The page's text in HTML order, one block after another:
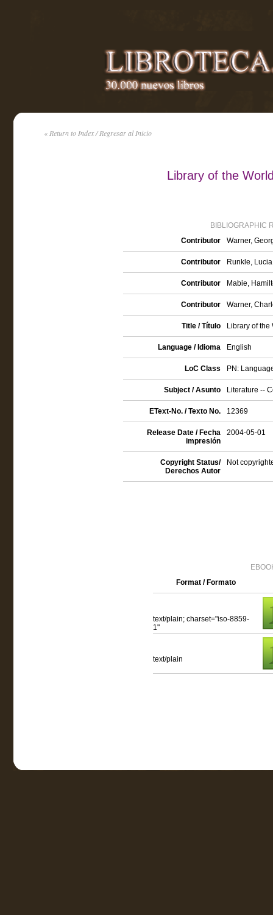
« Return to Index / Regresar al Inicio
Library of the
BIBLIOGRAPHIC
Contributor
Warner,
Contributor Runkle,
Contributor Mabie,
Contributor Warner,
Title / Título Library of
Language / Idioma English
LoC Class PN:
Subject / Asunto Literature --
EText-No. / Texto No. 12369
Release Date / Fecha
impresión
2004-05-01
Copyright Status/
Derechos Autor
Not
Format / Formato
text/plain; charset="iso-8859-
1"
text/plain